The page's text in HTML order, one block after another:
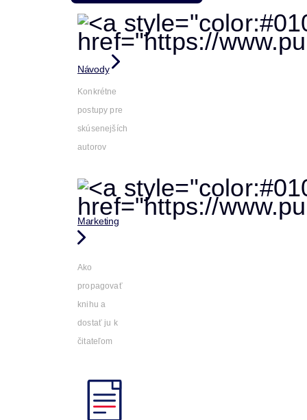
Návody
Konkrétne
postupy pre
skúsenejších
autorov
Marketing
Ako
propagovať
knihu a
dostať ju k
čitateľom